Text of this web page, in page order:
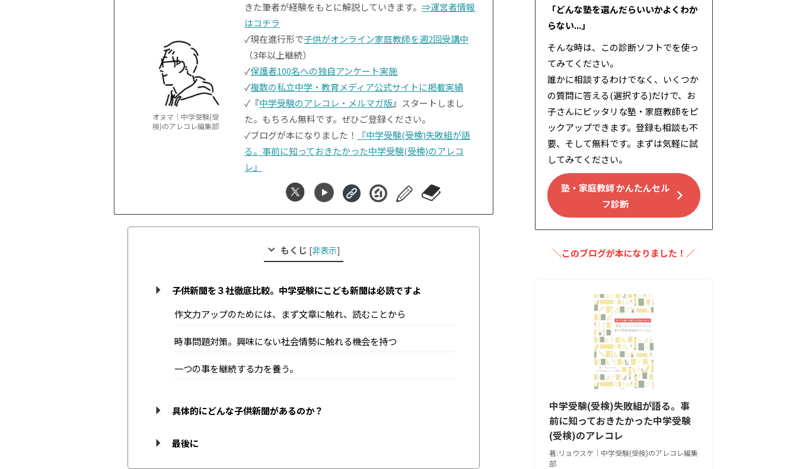
オヌマ｜中学受験(受
検)のアレコレ編集部
きた筆者が経験をもとに解説していきます。⇒運営者情報
はコチラ
✓現在進行形で子供がオンライン家庭教師を週2回受講中
（3年以上継続）
✓保護者100名への独自アンケート実施
✓複数の私立中学・教育メディア公式サイトに掲載実績
✓『中学受験のアレコレ・メルマガ版』スタートしまし
た。もちろん無料です。ぜひご登録ください。
✓ブログが本になりました！
『中学受験(受検)失敗組が語
る。事前に知っておきたかった中学受験(受検)のアレコ
レ』
もくじ [非表示]
子供新聞を３社徹底比較。中学受験にこども新聞は必読ですよ
作文力アップのためには、まず文章に触れ、読むことから
時事問題対策。興味にない社会情勢に触れる機会を持つ
一つの事を継続する力を養う。
具体的にどんな子供新聞があるのか？
最後に
「どんな塾を選んだらいいかよくわか
らない...」
そんな時は、この診断ソフトでを使っ
てみてください。
誰かに相談するわけでなく、いくつか
の質問に答える(選択する)だけで、お
子さんにピッタリな塾・家庭教師をピ
ックアップできます。登録も相談も不
要、そして無料です。まずは気軽に試
してみてください。
塾・家庭教師 かんたんセル
フ診断
╲このブログが本になりました！／
中学受験(受検)失敗組が語る。事
前に知っておきたかった中学受験
(受検)のアレコレ
著:リョウスケ｜中学受験(受検)のアレコレ編集
部